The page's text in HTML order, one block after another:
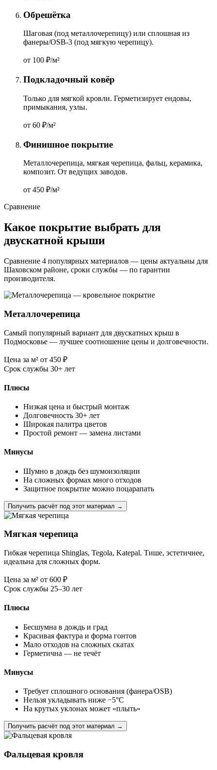
Обрешётка
Шаговая (под металлочерепицу) или сплошная из
фанеры/OSB-3 (под мягкую черепицу).
от 100 ₽/м²
Подкладочный ковёр
Только для мягкой кровли. Герметизирует ендовы,
примыкания, узлы.
от 60 ₽/м²
Финишное покрытие
Металлочерепица, мягкая черепица, фальц, керамика,
композит. От ведущих заводов.
от 450 ₽/м²
Сравнение
Какое покрытие выбрать для
двускатной крыши
Сравнение 4 популярных материалов — цены актуальны для
Шаховском районе, сроки службы — по гарантии
производителя.
Металлочерепица
Самый популярный вариант для двускатных крыш в
Подмосковье — лучшее соотношение цены и долговечности.
Цена за м² от 450 ₽
Срок службы 30+ лет
Плюсы
Низкая цена и быстрый монтаж
Долговечность 30+ лет
Широкая палитра цветов
Простой ремонт — замена листами
Минусы
Шумно в дождь без шумоизоляции
На сложных формах много отходов
Защитное покрытие можно поцарапать
Получить расчёт под этот материал →
Мягкая черепица
Гибкая черепица Shinglas, Tegola, Katepal. Тише, эстетичнее,
идеальна для сложных форм.
Цена за м² от 600 ₽
Срок службы 25–30 лет
Плюсы
Бесшумна в дождь и град
Красивая фактура и форма гонтов
Мало отходов на сложных скатах
Герметична — не течёт
Минусы
Требует сплошного основания (фанера/OSB)
Нельзя укладывать ниже −5°C
На крутых уклонах может «плыть»
Получить расчёт под этот материал →
Фальцевая кровля